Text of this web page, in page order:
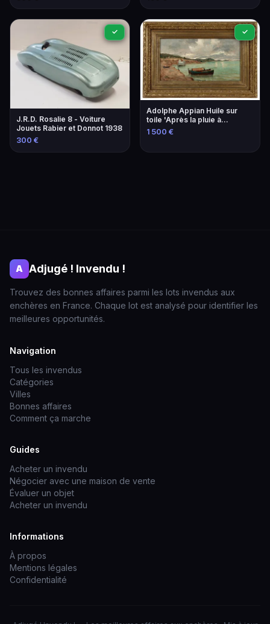
et accessoires
✓
J.R.D. Rosalie 8 - Voiture
Jouets Rabier et Donnot 1938
300 €
✓
Adolphe Appian Huile sur
toile 'Après la pluie à
Mourillon' 1818-1898
1 500 €
A Adjugé ! Invendu !
Trouvez des bonnes affaires parmi les lots invendus aux
enchères en France. Chaque lot est analysé pour identifier les
meilleures opportunités.
Navigation
Tous les invendus
Catégories
Villes
Bonnes affaires
Comment ça marche
Guides
Acheter un invendu
Négocier avec une maison de vente
Évaluer un objet
Acheter un invendu
Informations
À propos
Mentions légales
Confidentialité